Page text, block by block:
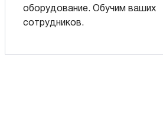
оборудование. Обучим ваших
сотрудников.